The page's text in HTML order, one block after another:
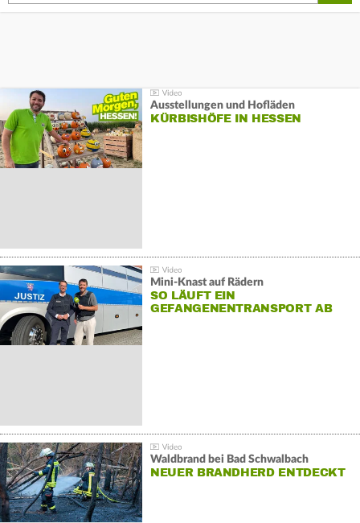
Ausstellungen und Hofläden
KÜRBISHÖFE IN HESSEN
Mini-Knast auf Rädern
SO LÄUFT EIN
GEFANGENENTRANSPORT AB
Waldbrand bei Bad Schwalbach
NEUER BRANDHERD ENTDECKT